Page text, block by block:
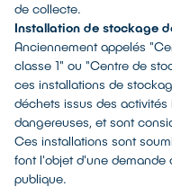
de collecte.
Installation de stockage
Anciennement appelés
classe 1" ou "Centre de
ces installations de
déchets issus des
dangereuses, et sont
Ces installations sont
font l'objet d'une demande
publique.